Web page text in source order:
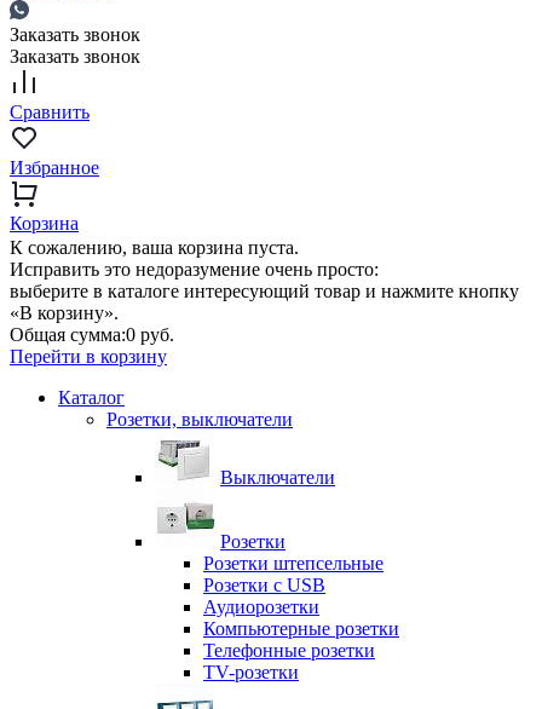
Заказать звонок
Заказать звонок
Сравнить
Избранное
Корзина
К сожалению, ваша корзина пуста.
Исправить это недоразумение очень просто:
выберите в каталоге интересующий товар и нажмите кнопку
«В корзину».
Общая сумма:0 руб.
Перейти в корзину
Каталог
Розетки, выключатели
Выключатели
Розетки
Розетки штепсельные
Розетки с USB
Аудиорозетки
Компьютерные розетки
Телефонные розетки
TV-розетки